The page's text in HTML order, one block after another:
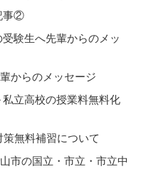
事②
験生へ先輩からのメッ
からのメッセージ
立高校の授業料無料化
無料補習について
市の国立・市立・市立中